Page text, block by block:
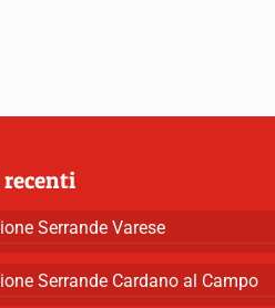
Serrande Varese
Serrande Cardano al Campo